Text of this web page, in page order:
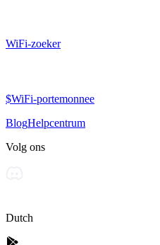
WiFi-zoeker
$WiFi-portemonnee
BlogHelpcentrum
Volg ons
Dutch